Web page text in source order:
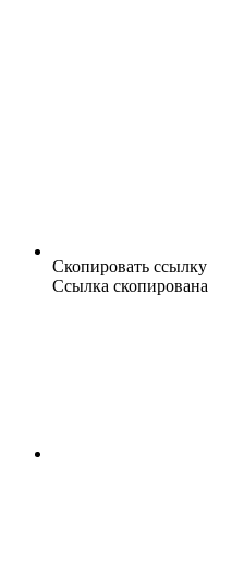
Скопировать ссылку
Ссылка скопирована